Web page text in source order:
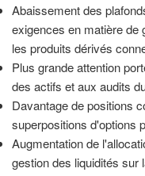
Abaissement des
exigences en matière de
les produits dérivés
Plus grande attention
des actifs et aux audits
Davantage de positions
superpositions d'options
Augmentation de
gestion des liquidités sur